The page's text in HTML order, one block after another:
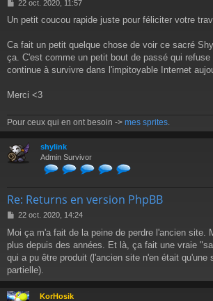
M
s
a
g
22 oct. 2020, 11:57
Un petit coucou rapide juste pour féliciter votre
Ca fait un petit quelque chose de voir ce sacré
ça. C'est comme un petit bout de passé qui refuse
continue à survivre dans l'impitoyable Internet
Merci <3
Pour ceux qui en ont besoin -> mes sprites.
shylink
Admin Survivor
Re: Returns en version PhpBB
M
s
s
a
22 oct. 2020, 14:24
Moi ça m'a fait de la peine de perdre l'ancien site.
plus depuis des années. Et là, ça fait une vraie
qui a pu être produit (l'ancien site n'en était qu'une
partielle).
KorHosik